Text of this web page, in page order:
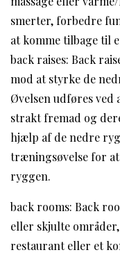
smerter, forbedre
at komme tilbage til
back raises: Back
mod at styrke de
Øvelsen udføres ved
strakt fremad og
hjælp af de nedre
træningsøvelse for
ryggen.
back rooms: Back
eller skjulte
restaurant eller et